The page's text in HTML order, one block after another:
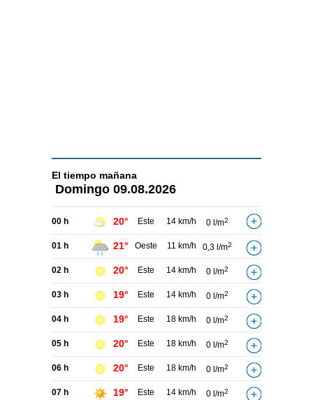
El tiempo mañana
Domingo 09.08.2026
00 h 20° Este 14 km/h 0 l/m2
01 h 21° Oeste 11 km/h 0,3 l/m2
02 h 20° Este 14 km/h 0 l/m2
03 h 19° Este 14 km/h 0 l/m2
04 h 19° Este 18 km/h 0 l/m2
05 h 20° Este 18 km/h 0 l/m2
06 h 20° Este 18 km/h 0 l/m2
07 h 19° Este 14 km/h 0 l/m2